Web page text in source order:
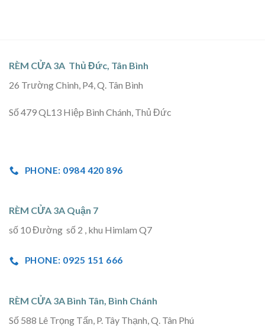
RÈM CỬA 3A Thủ Đức, Tân Bình
26 Trường Chinh, P4, Q. Tân Bình
Số 479 QL13 Hiệp Bình Chánh, Thủ Đức
PHONE: 0984 420 896
RÈM CỬA 3A Quận 7
số 10 Đường số 2 , khu Himlam Q7
PHONE: 0925 151 666
RÈM CỬA 3A Bình Tân, Bình Chánh
Số 588 Lê Trọng Tấn, P. Tây Thạnh, Q. Tân Phú